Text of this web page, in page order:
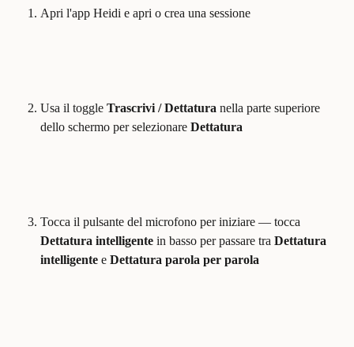
Apri l'app Heidi e apri o crea una sessione
Usa il toggle Trascrivi / Dettatura nella parte superiore
dello schermo per selezionare Dettatura
Tocca il pulsante del microfono per iniziare — tocca
Dettatura intelligente in basso per passare tra Dettatura
intelligente e Dettatura parola per parola